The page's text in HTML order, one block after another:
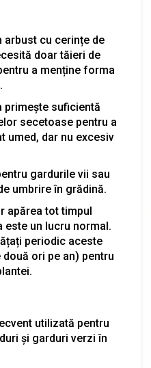
arbust cu cerințe de
doar tăieri de
a menține forma
primește suficientă
secetoase pentru a
umed, dar nu excesiv
gardurile vii sau
umbrire în grădină.
apărea tot timpul
un lucru normal.
periodic aceste
ori pe an) pentru
utilizată pentru
și garduri verzi în